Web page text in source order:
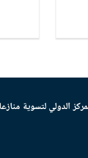
الدولي لتسوية